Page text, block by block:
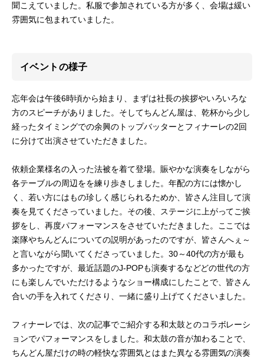
聞こえていました。私服で参加されている方が多く、会場は緩い
雰囲気に包まれていました。
イベントの様子
忘年会は午後6時頃から始まり、まずは社長の挨拶やいろいろな
方のスピーチがありました。そしてちんどん屋は、乾杯から少し
経ったタイミングでの余興のトップバッターとフィナーレの2回
に分けて出演させていただきました。
依頼企業様名の入った法被を着て登場。賑やかな演奏をしながら
各テーブルの周辺をを練り歩きしました。年配の方には懐かし
く、若い方にはもの珍しく感じられるためか、皆さん注目して演
奏を見てくださっていました。その後、ステージに上がってご挨
拶をし、再度パフォーマンスをさせていただきました。ここでは
楽隊やちんどんについての説明があったのですが、皆さんへぇ～
と言いながら聞いてくださっていました。30～40代の方が最も
多かったですが、最近話題のJ-POPも演奏するなどどの世代の方
にも楽しんでいただけるようなショー構成にしたことで、皆さん
合いの手を入れてくださり、一緒に盛り上げてくださいました。
フィナーレでは、次の記事でご紹介する和太鼓とのコラボレーシ
ョンでパフォーマンスをしました。和太鼓の音が加わることで、
ちんどん屋だけの時の軽快な雰囲気とはまた異なる雰囲気の演奏